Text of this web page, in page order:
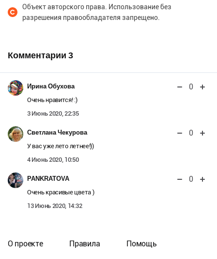
Объект авторского права. Использование без
разрешения правообладателя запрещено.
Комментарии 3
Ирина Обухова 0
Очень нравится! :)
3 Июнь 2020, 22:35
Светлана Чекурова 0
У вас уже лето летнее!))
4 Июнь 2020, 10:50
PANKRATOVA 0
Очень красивые цвета )
13 Июнь 2020, 14:32
О проекте Правила Помощь